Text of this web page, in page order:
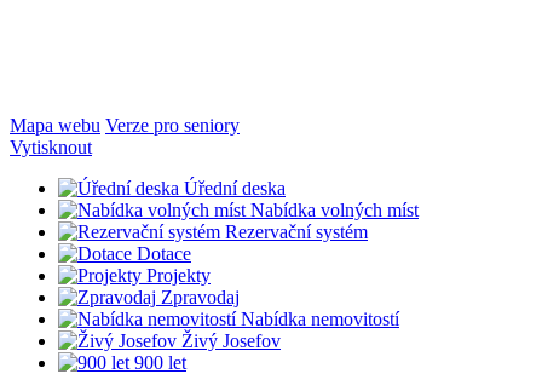
Mapa webu Verze pro seniory
Vytisknout
Úřední deska
Nabídka volných míst
Rezervační systém
Dotace
Projekty
Zpravodaj
Nabídka nemovitostí
Živý Josefov
900 let